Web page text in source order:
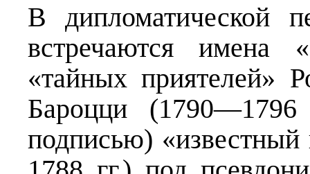
В дипломатической
встречаются имена
«тайных приятелей»
Бароцци
подписью)